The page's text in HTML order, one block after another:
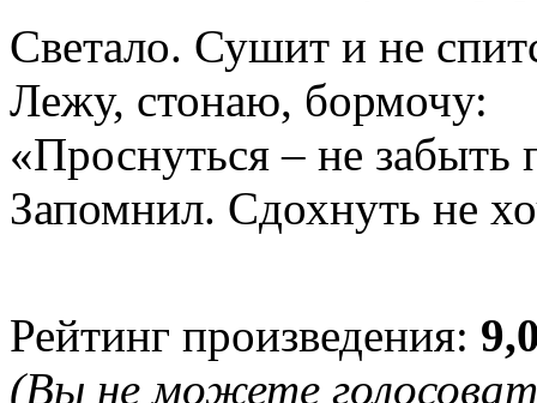
Светало. Сушит и не
Лежу, стонаю, бормочу:
«Проснуться – не забыть
Запомнил. Сдохнуть не
Рейтинг произведения:
(Вы не можете